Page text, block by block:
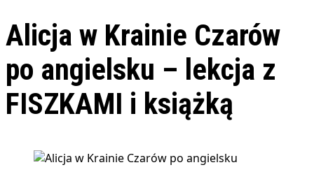
Alicja w Krainie Czarów
po angielsku – lekcja z
FISZKAMI i książką